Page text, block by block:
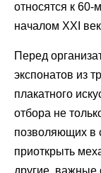
относятся к
началом XXI
Перед
экспонатов из
плакатного
отбора не
позволяющих в
приоткрыть
другие, важные